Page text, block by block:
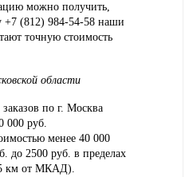
можно получить,
+7 (812) 984-54-58 наши
точную стоимость
области
заказов по г. Москва
000 руб.
менее 40 000
до 2500 руб. в пределах
км от МКАД).